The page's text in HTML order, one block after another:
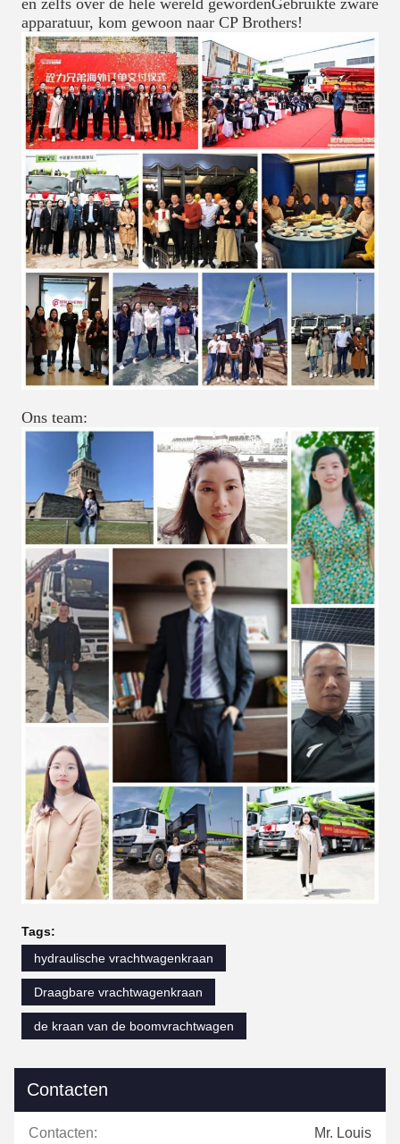
en zelfs over de hele wereld gewordenGebruikte zware
apparatuur, kom gewoon naar CP Brothers!
Ons team:
Tags:
hydraulische vrachtwagenkraan
Draagbare vrachtwagenkraan
de kraan van de boomvrachtwagen
Contacten
Contacten: Mr. Louis